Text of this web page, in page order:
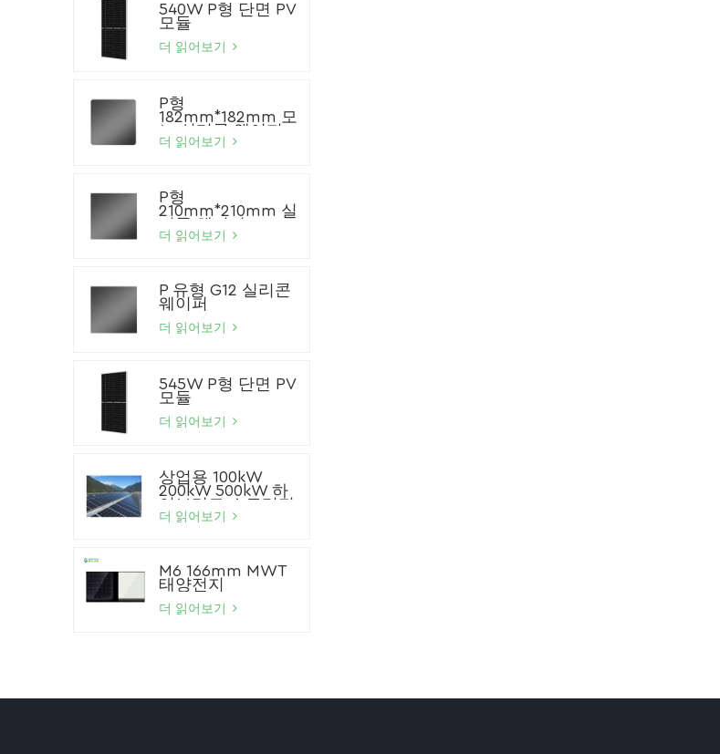
540W P형 단면 PV
모듈
더 읽어보기
P형
182mm*182mm 모
노 실리콘 웨이퍼
더 읽어보기
P형
210mm*210mm 실
리콘 웨이퍼
더 읽어보기
P 유형 G12 실리콘
웨이퍼
더 읽어보기
545W P형 단면 PV
모듈
더 읽어보기
상업용 100kW
200kW 500kW 하
이브리드 스토리지
태양광 시스템 리튬
더 읽어보기
M6 166mm MWT
태양전지
더 읽어보기